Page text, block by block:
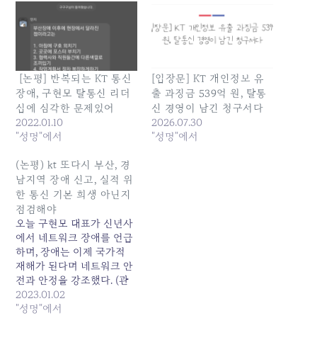
[논평] 반복되는 KT 통신
장애, 구현모 탈통신 리더
십에 심각한 문제있어
2022.01.10
"성명"에서
[입장문] KT 개인정보 유
출 과징금 539억 원, 탈통
신 경영이 남긴 청구서다
2026.07.30
"성명"에서
(논평) kt 또다시 부산, 경
남지역 장애 신고, 실적 위
한 통신 기본 희생 아닌지
점검해야
오늘 구현모 대표가 신년사
에서 네트워크 장애를 언급
하며, 장애는 이제 국가적
재해가 된다며 네트워크 안
전과 안정을 강조했다. (관
련기사
https://naver.me/GLAwRvvV)
2023.01.02
"성명"에서